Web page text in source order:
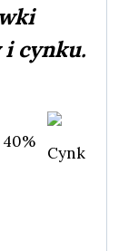
cynku.
Cynk